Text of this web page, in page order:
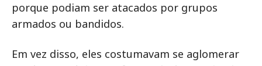
porque podiam ser atacados por grupos
armados ou bandidos.
Em vez disso, eles costumavam se aglomerar